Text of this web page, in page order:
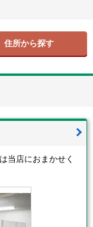
住所から探す
当店におまかせく